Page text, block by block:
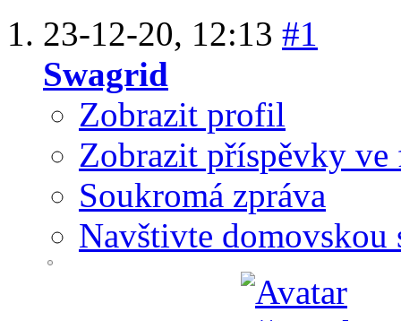
23-12-20, 12:13 #1
Swagrid
Zobrazit profil
Zobrazit příspěvky ve
Soukromá zpráva
Navštivte domovskou